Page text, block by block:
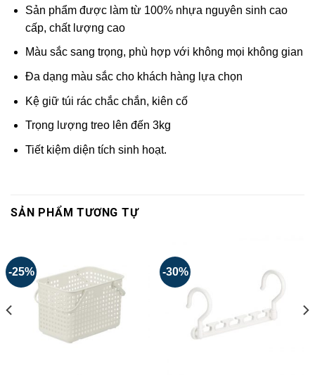
Sản phẩm được làm từ 100% nhựa nguyên sinh cao
cấp, chất lượng cao
Màu sắc sang trọng, phù hợp với không mọi không gian
Đa dạng màu sắc cho khách hàng lựa chọn
Kệ giữ túi rác chắc chắn, kiên cố
Trọng lượng treo lên đến 3kg
Tiết kiệm diện tích sinh hoạt.
SẢN PHẨM TƯƠNG TỰ
-25% -30%